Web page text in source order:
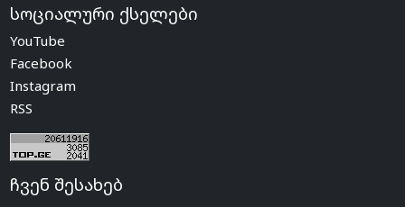
სოციალური ქსელები
YouTube
Facebook
Instagram
RSS
ჩვენ შესახებ